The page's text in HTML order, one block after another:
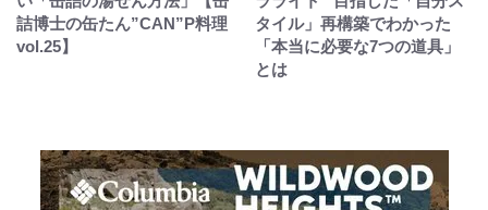
詰博士の缶たん”CAN”P料理
vol.25】
タイル」再構築でわかった
「本当に必要な7つの道具」
とは